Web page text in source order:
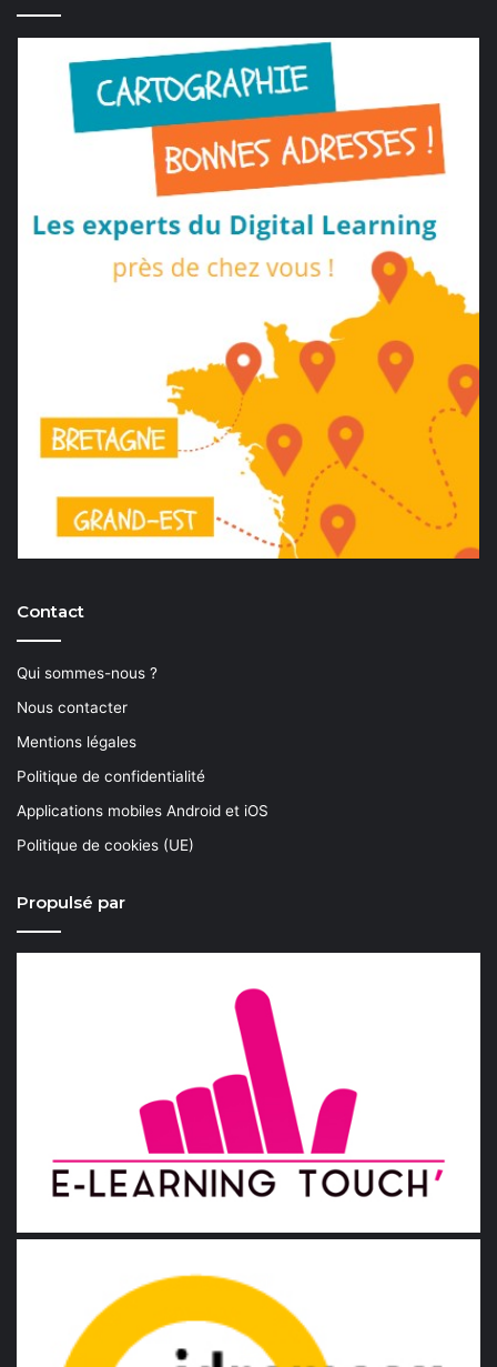
Contact
Qui sommes-nous ?
Nous contacter
Mentions légales
Politique de confidentialité
Applications mobiles Android et iOS
Politique de cookies (UE)
Propulsé par